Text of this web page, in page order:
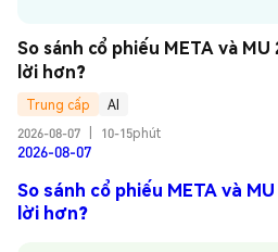
So sánh cổ phiếu META và
lời hơn?
Trung cấp
AI
2026-08-07
10-15phút
2026-08-07
So sánh cổ phiếu META và
lời hơn?